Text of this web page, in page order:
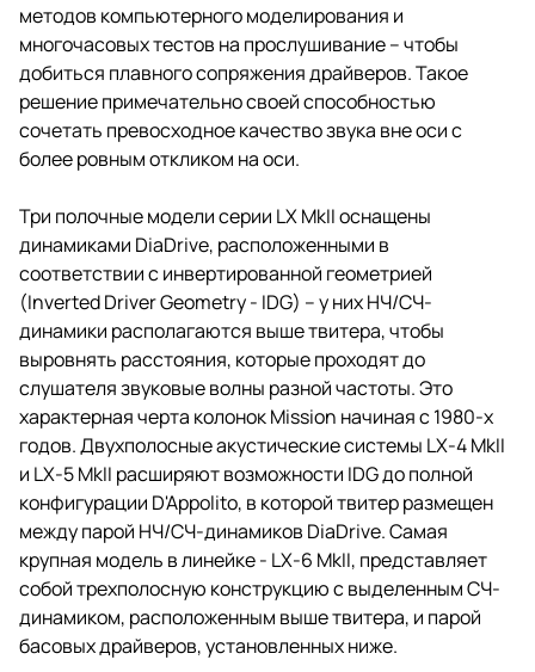
методов компьютерного моделирования и
многочасовых тестов на прослушивание – чтобы
добиться плавного сопряжения драйверов. Такое
решение примечательно своей способностью
сочетать превосходное качество звука вне оси с
более ровным откликом на оси.
Три полочные модели серии LX MkII оснащены
динамиками DiaDrive, расположенными в
соответствии с инвертированной геометрией
(Inverted Driver Geometry - IDG) – у них НЧ/СЧ-
динамики располагаются выше твитера, чтобы
выровнять расстояния, которые проходят до
слушателя звуковые волны разной частоты. Это
характерная черта колонок Mission начиная с 1980-х
годов. Двухполосные акустические системы LX-4 MkII
и LX-5 MkII расширяют возможности IDG до полной
конфигурации D'Appolito, в которой твитер размещен
между парой НЧ/СЧ-динамиков DiaDrive. Самая
крупная модель в линейке - LX-6 MkII, представляет
собой трехполосную конструкцию с выделенным СЧ-
динамиком, расположенным выше твитера, и парой
басовых драйверов, установленных ниже.